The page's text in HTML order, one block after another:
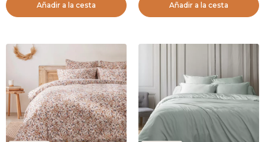
Añadir a la cesta Añadir a la cesta